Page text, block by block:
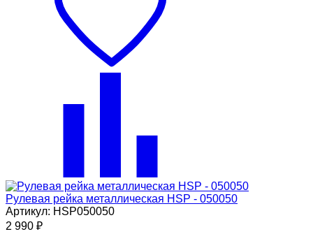
Рулевая рейка металлическая HSP - 050050
Артикул: HSP050050
2 990 ₽